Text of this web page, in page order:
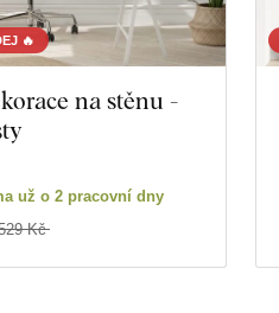
🔥
na stěnu -
už o 2 pracovní dny
Kč